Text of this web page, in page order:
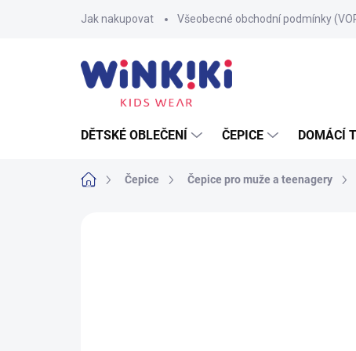
Jak nakupovat Všeobecné obchodní podmínky
DĚTSKÉ OBLEČENÍ ČEPICE DOMÁCÍ
Domů Čepice Čepice pro muže a teenagery